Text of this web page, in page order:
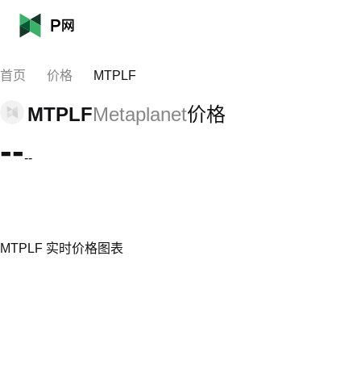
首页 价格 MTPLF
MTPLFMetaplanet价格
----
MTPLF 实时价格图表